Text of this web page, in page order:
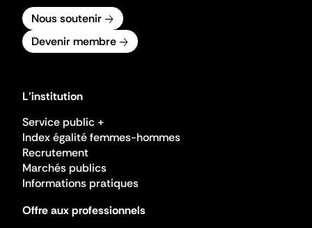
Nous soutenir
Devenir membre
L'institution
Service public +
Index égalité femmes-hommes
Recrutement
Marchés publics
Informations pratiques
Offre aux professionnels